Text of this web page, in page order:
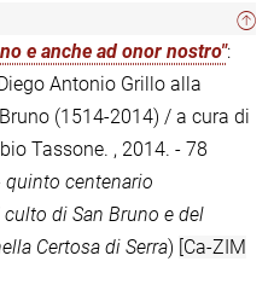
e anche ad onor nostro":
Antonio Grillo alla
(1514-2014) / a cura di
Tassone. , 2014. - 78
quinto centenario
di San Bruno e del
Certosa di Serra) [Ca-ZIM